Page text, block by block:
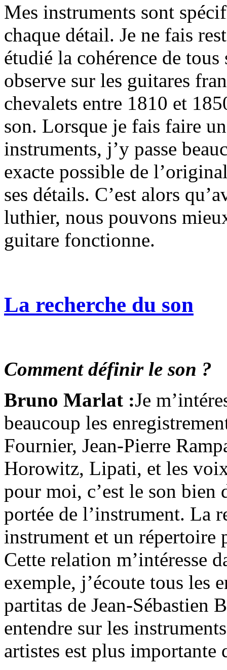
Mes instruments sont
chaque détail. Je ne fais
étudié la cohérence de
observe sur les guitares
chevalets entre 1810 et
son. Lorsque je fais faire
instruments, j’y passe
exacte possible de
ses détails. C’est alors
luthier, nous pouvons
guitare fonctionne.
La recherche du son
Comment définir le son ?
Bruno Marlat :Je
beaucoup les
Fournier, Jean-Pierre
Horowitz, Lipati, et les
pour moi, c’est le son
portée de l’instrument. La
instrument et un répertoire
Cette relation m’intéresse
exemple, j’écoute tous les
partitas de Jean-Sébastien
entendre sur les
artistes est plus importante